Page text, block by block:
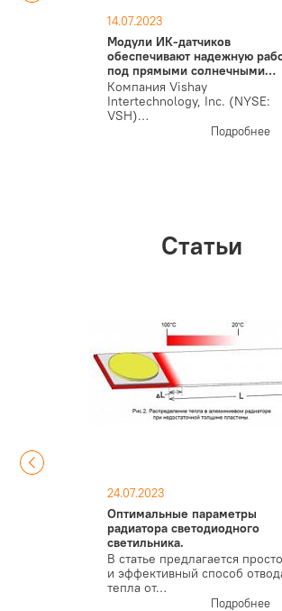
14.07.2023
Модули ИК-датчиков
обеспечивают надежную
под прямыми солнечными…
Компания Vishay
Intertechnology, Inc. (NYSE:
VSH)…
Подробнее
Статьи
24.07.2023
Оптимальные параметры
радиатора светодиодного
светильника.
В статье предлагается
и эффективный способ
тепла от…
Подробнее